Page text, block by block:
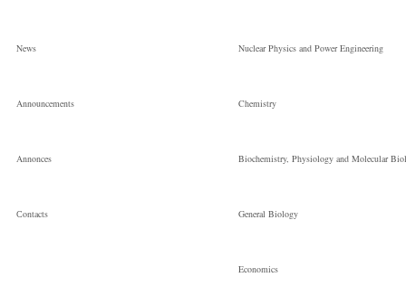
співробітник
News
Announcements
Annonces
Сontacts
Nuclear Physics and Power Engineering
Chemistry
Biochemistry, Physiology and Molecular
General Biology
Economics